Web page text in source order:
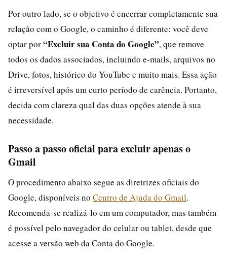
Por outro lado, se o objetivo é encerrar completamente sua
relação com o Google, o caminho é diferente: você deve
optar por“Excluir sua Conta do Google”, que remove
todos os dados associados, incluindo e-mails, arquivos no
Drive, fotos, histórico do YouTube e muito mais. Essa ação
é irreversível após um curto período de carência. Portanto,
decida com clareza qual das duas opções atende à sua
necessidade.
Passo a passo oficial para excluir apenas o
Gmail
O procedimento abaixo segue as diretrizes oficiais do
Google, disponíveis no Centro de Ajuda do Gmail.
Recomenda-se realizá-lo em um computador, mas também
é possível pelo navegador do celular ou tablet, desde que
acesse a versão web da Conta do Google.